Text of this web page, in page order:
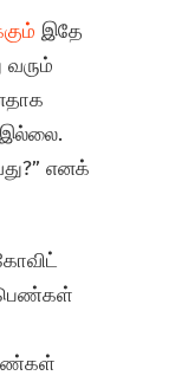
இதே
வரும்
இல்லை.
எனக்
பெண்கள்